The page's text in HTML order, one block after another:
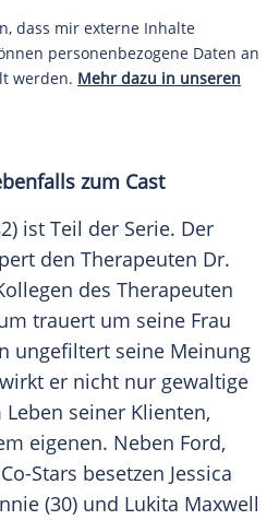
dass mir externe Inhalte
personenbezogene Daten an
werden. Mehr dazu in unseren
zum Cast
ist Teil der Serie. Der
den Therapeuten Dr.
des Therapeuten
trauert um seine Frau
ungefiltert seine Meinung
er nicht nur gewaltige
Leben seiner Klienten,
eigenen. Neben Ford,
Stars besetzen Jessica
(30) und Lukita Maxwell